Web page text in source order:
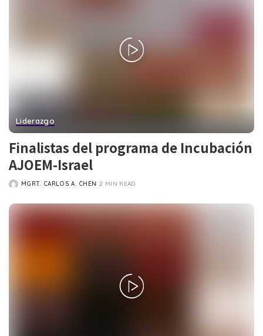
Liderazgo
Finalistas del programa de Incubación
AJOEM-Israel
POSTED
MGRT. CARLOS A. CHEN 2 MIN READ